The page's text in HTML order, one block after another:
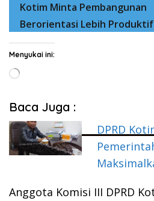
Kotim Minta Pembangunan
Berorientasi Lebih Produktif
Menyukai ini:
Memuat...
Baca Juga :
DPRD
Anggota Komisi III DPRD